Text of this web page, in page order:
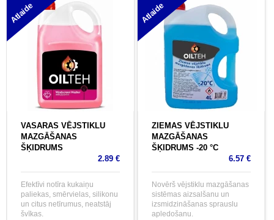
Atlaide
VASARAS VĒJSTIKLU
MAZGĀŠANAS
ŠĶIDRUMS
2.89 €
Efektīvi notīra kukaiņu
paliekas, smērvielas, silikonu
un citus netīrumus, neatstāj
švīkas.
Atlaide
ZIEMAS VĒJSTIKLU
MAZGĀŠANAS
ŠĶIDRUMS -20 °C
6.57 €
Novērš vējstiklu mazgāšanas
sistēmas aizsalšanu un
izsmidzināšanas sprauslu
apledošanu.